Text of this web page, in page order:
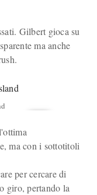
Gilbert gioca su
ma anche
ma con i sottotitoli
per cercare di
giro, pertando la